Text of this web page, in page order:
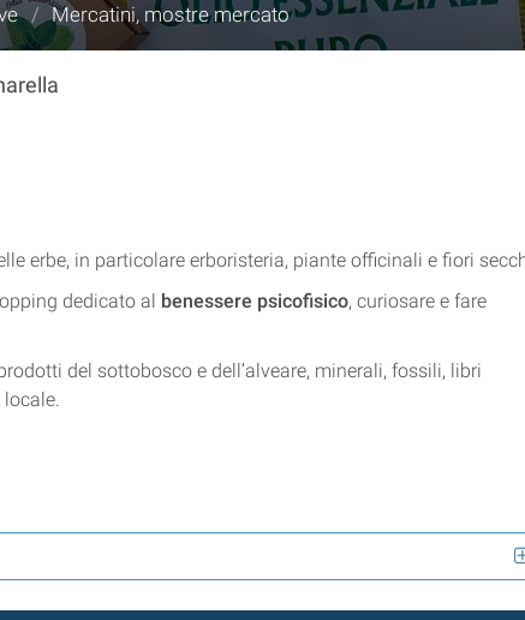
/ Mercatini, mostre mercato
erbe, in particolare erboristeria, piante officinali e fiori
dedicato al benessere psicofisico, curiosare e fare
del sottobosco e dell’alveare, minerali, fossili, libri